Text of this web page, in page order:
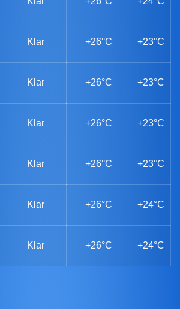
Klar +26°C +23°C
Klar +26°C +23°C
Klar +26°C +23°C
Klar +26°C +23°C
Klar +26°C +24°C
Klar +26°C +24°C